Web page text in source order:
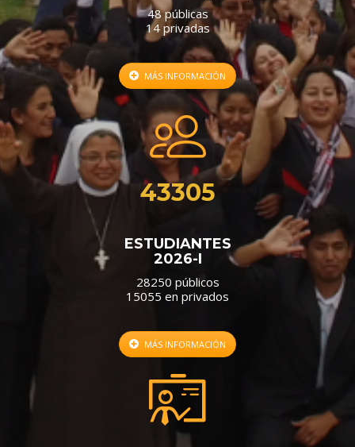
48 públicas
14 privadas
MÁS INFORMACIÓN
43305
ESTUDIANTES
2026-I
28250 públicos
15055 en privados
MÁS INFORMACIÓN